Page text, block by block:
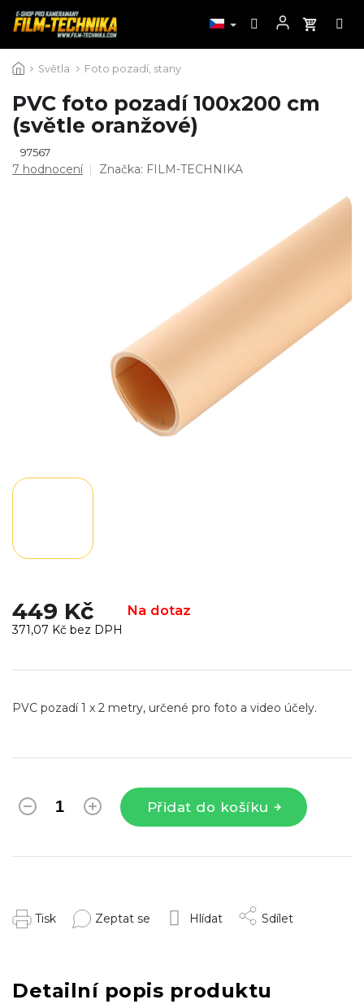
na
Světla Foto pozadí, stany
PVC foto pozadí 100x200 cm
(světle oranžové)
97567
Průměrné
7 hodnocení Značka: FILM-TECHNIKA
449 Kč Na dotaz
371,07 Kč bez DPH
cena:
Přidat do košíku
PVC pozadí 1 x 2 metry, určené pro foto a video účely.
Tisk Zeptat se Hlídat Sdílet
Detailní popis produktu